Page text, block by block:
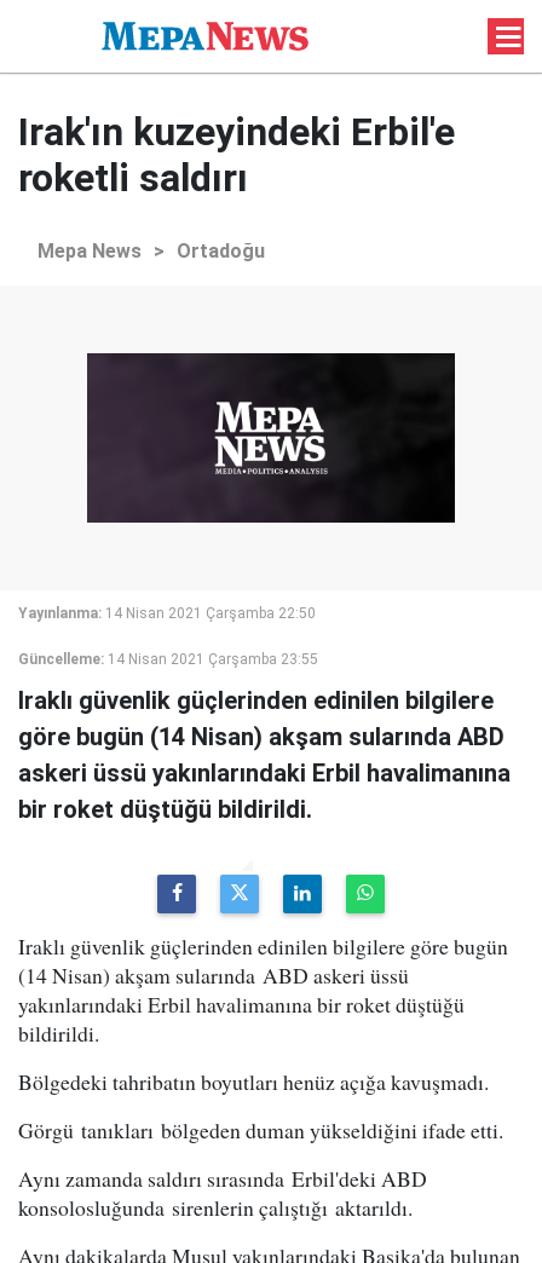
Irak'ın kuzeyindeki Erbil'e
roketli saldırı
Mepa News > Ortadoğu
Yayınlanma: 14 Nisan 2021 Çarşamba 22:50
Güncelleme: 14 Nisan 2021 Çarşamba 23:55
Iraklı güvenlik güçlerinden edinilen bilgilere
göre bugün (14 Nisan) akşam sularında ABD
askeri üssü yakınlarındaki Erbil havalimanına
bir roket düştüğü bildirildi.
Iraklı güvenlik güçlerinden edinilen bilgilere göre bugün
(14 Nisan) akşam sularında ABD askeri üssü
yakınlarındaki Erbil havalimanına bir roket düştüğü
bildirildi.
Bölgedeki tahribatın boyutları henüz açığa kavuşmadı.
Görgü tanıkları bölgeden duman yükseldiğini ifade etti.
Aynı zamanda saldırı sırasında Erbil'deki ABD
konsolosluğunda sirenlerin çalıştığı aktarıldı.
Aynı dakikalarda Musul yakınlarındaki Başika'da bulunan